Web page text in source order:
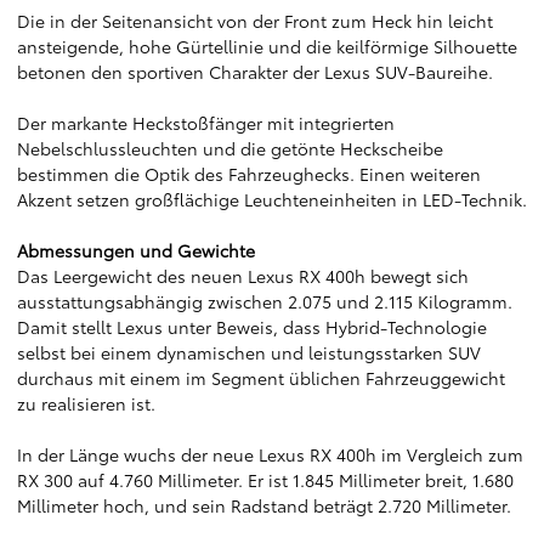
Die in der Seitenansicht von der Front zum Heck hin leicht
ansteigende, hohe Gürtellinie und die keilförmige Silhouette
betonen den sportiven Charakter der Lexus SUV-Baureihe.
Der markante Heckstoßfänger mit integrierten
Nebelschlussleuchten und die getönte Heckscheibe
bestimmen die Optik des Fahrzeughecks. Einen weiteren
Akzent setzen großflächige Leuchteneinheiten in LED-Technik.
Abmessungen und Gewichte
Das Leergewicht des neuen Lexus RX 400h bewegt sich
ausstattungsabhängig zwischen 2.075 und 2.115 Kilogramm.
Damit stellt Lexus unter Beweis, dass Hybrid-Technologie
selbst bei einem dynamischen und leistungsstarken SUV
durchaus mit einem im Segment üblichen Fahrzeuggewicht
zu realisieren ist.
In der Länge wuchs der neue Lexus RX 400h im Vergleich zum
RX 300 auf 4.760 Millimeter. Er ist 1.845 Millimeter breit, 1.680
Millimeter hoch, und sein Radstand beträgt 2.720 Millimeter.